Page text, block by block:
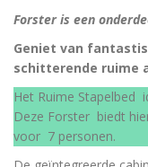
Forster is een
Geniet van
schitterende ruime
Het Ruime Stapelbed
Deze Forster biedt
voor 7 personen.